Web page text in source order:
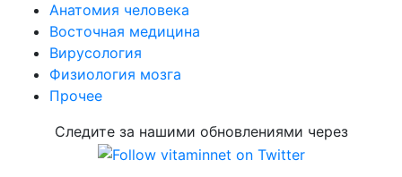
Aнатомия человека
Восточная медицина
Вирусология
Физиология мозга
Прочее
Следите за нашими обновлениями через